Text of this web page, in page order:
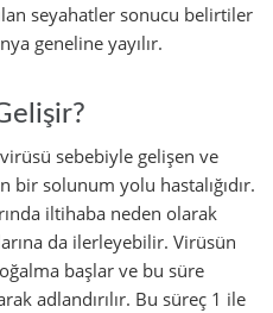
seyahatler sonucu belirtiler
geneline yayılır.
sebebiyle gelişen ve
bir solunum yolu hastalığıdır.
iltihaba neden olarak
da ilerleyebilir. Virüsün
başlar ve bu süre
adlandırılır. Bu süreç 1 ile